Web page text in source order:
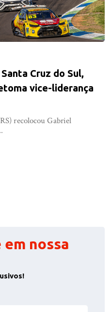
Cruz do Sul,
vice-liderança
recolocou Gabriel
nossa